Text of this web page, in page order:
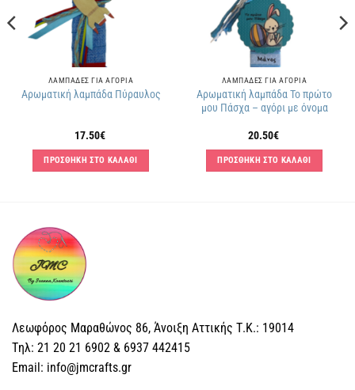
ΛΑΜΠΑΔΕΣ ΓΙΑ ΑΓΟΡΙΑ
Αρωματική λαμπάδα Πύραυλος
17.50€
ΠΡΟΣΘΗΚΗ ΣΤΟ ΚΑΛΑΘΙ
ΛΑΜΠΑΔΕΣ ΓΙΑ ΑΓΟΡΙΑ
Αρωματική λαμπάδα Το πρώτο
μου Πάσχα – αγόρι με όνομα
20.50€
ΠΡΟΣΘΗΚΗ ΣΤΟ ΚΑΛΑΘΙ
Λεωφόρος Μαραθώνος 86, Άνοιξη Αττικής Τ.Κ.: 19014
Tηλ: 21 20 21 6902 & 6937 442415
Email: info@jmcrafts.gr